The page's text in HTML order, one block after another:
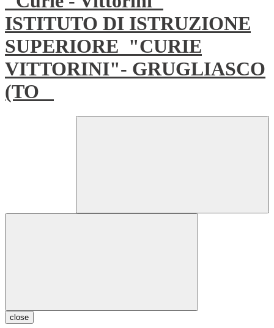
ISTITUTO DI ISTRUZIONE
SUPERIORE "CURIE
VITTORINI"- GRUGLIASCO
(TO
close